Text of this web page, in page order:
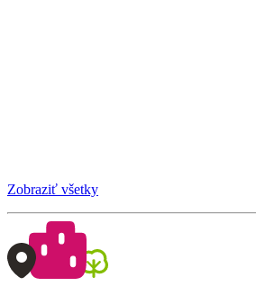
Zobraziť všetky